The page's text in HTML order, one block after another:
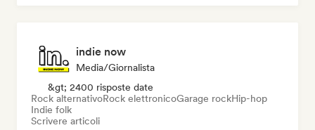
indie now
Media/Giornalista
&gt; 2400 risposte date
Rock alternativoRock elettronicoGarage rockHip-hop
Indie folk
Scrivere articoli